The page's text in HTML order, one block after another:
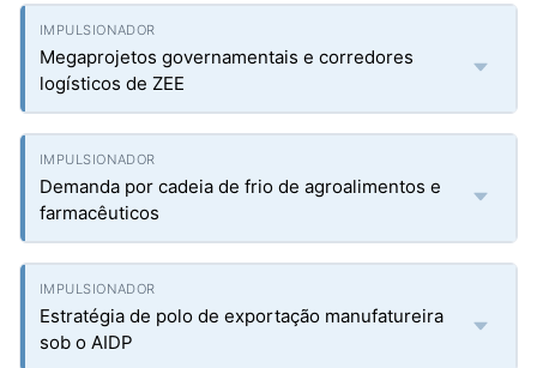
Megaprojetos governamentais e corredores
logísticos de ZEE
Demanda por cadeia de frio de agroalimentos e
farmacêuticos
Estratégia de polo de exportação manufatureira
sob o AIDP